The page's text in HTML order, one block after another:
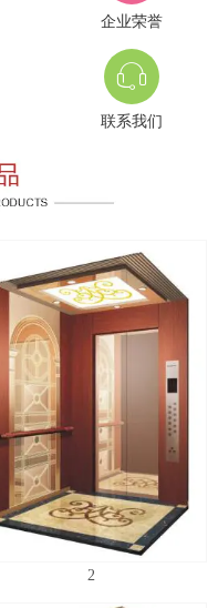
企业荣誉
联系我们
2